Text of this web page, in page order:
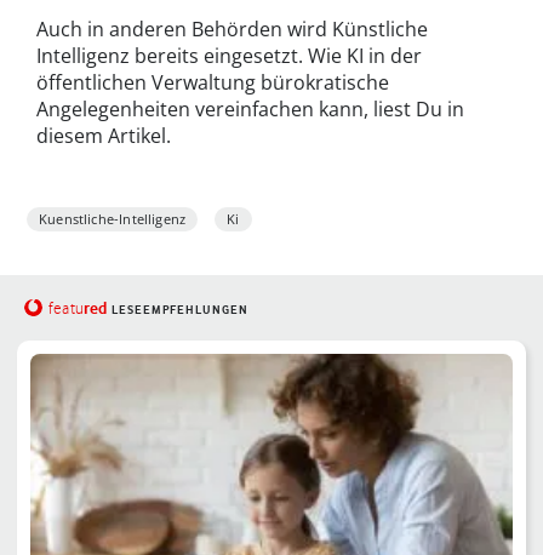
Auch in anderen Behörden wird Künstliche
Intelligenz bereits eingesetzt. Wie KI in der
öffentlichen Verwaltung bürokratische
Angelegenheiten vereinfachen kann, liest Du in
diesem Artikel.
Kuenstliche-Intelligenz Ki
featured LESEEMPFEHLUNGEN